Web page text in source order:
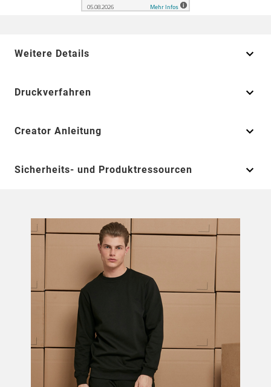
Weitere Details
Druckverfahren
Creator Anleitung
Sicherheits- und Produktressourcen